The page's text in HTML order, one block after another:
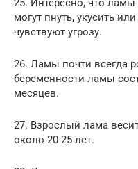
25. Интересно, что
могут пнуть, укусить
чувствуют угрозу.
26. Ламы почти всегда
беременности ламы
месяцев.
27. Взрослый лама
около 20-25 лет.